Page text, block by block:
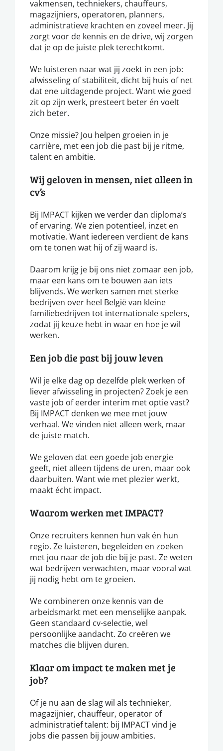
vakmensen, techniekers, chauffeurs,
magazijniers, operatoren, planners,
administratieve krachten en zoveel meer. Jij
zorgt voor de kennis en de drive, wij zorgen
dat je op de juiste plek terechtkomt.
We luisteren naar wat jij zoekt in een job:
afwisseling of stabiliteit, dicht bij huis of net
dat ene uitdagende project. Want wie goed
zit op zijn werk, presteert beter én voelt
zich beter.
Onze missie? Jou helpen groeien in je
carrière, met een job die past bij je ritme,
talent en ambitie.
Wij geloven in mensen, niet alleen in
cv’s
Bij IMPACT kijken we verder dan diploma’s
of ervaring. We zien potentieel, inzet en
motivatie. Want iedereen verdient de kans
om te tonen wat hij of zij waard is.
Daarom krijg je bij ons niet zomaar een job,
maar een kans om te bouwen aan iets
blijvends. We werken samen met sterke
bedrijven over heel België van kleine
familiebedrijven tot internationale spelers,
zodat jij keuze hebt in waar en hoe je wil
werken.
Een job die past bij jouw leven
Wil je elke dag op dezelfde plek werken of
liever afwisseling in projecten? Zoek je een
vaste job of eerder interim met optie vast?
Bij IMPACT denken we mee met jouw
verhaal. We vinden niet alleen werk, maar
de juiste match.
We geloven dat een goede job energie
geeft, niet alleen tijdens de uren, maar ook
daarbuiten. Want wie met plezier werkt,
maakt écht impact.
Waarom werken met IMPACT?
Onze recruiters kennen hun vak én hun
regio. Ze luisteren, begeleiden en zoeken
met jou naar de job die bij je past. Ze weten
wat bedrijven verwachten, maar vooral wat
jij nodig hebt om te groeien.
We combineren onze kennis van de
arbeidsmarkt met een menselijke aanpak.
Geen standaard cv-selectie, wel
persoonlijke aandacht. Zo creëren we
matches die blijven duren.
Klaar om impact te maken met je
job?
Of je nu aan de slag wil als technieker,
magazijnier, chauffeur, operator of
administratief talent: bij IMPACT vind je
jobs die passen bij jouw ambities.